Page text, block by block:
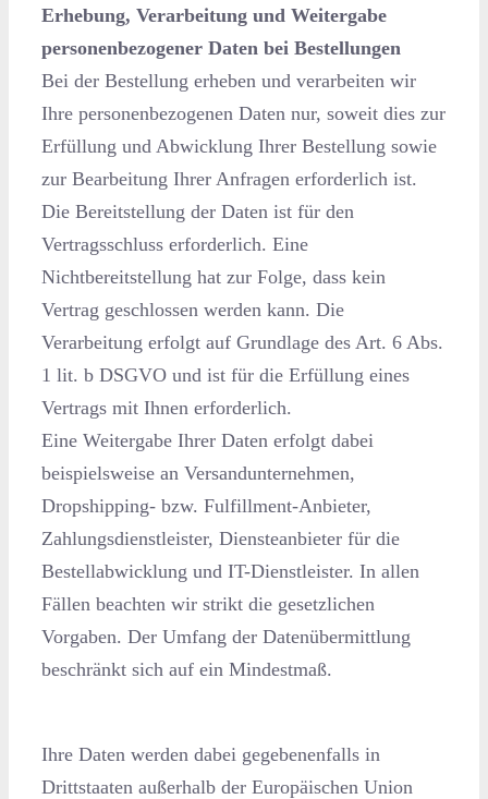
Erhebung, Verarbeitung und Weitergabe
personenbezogener Daten bei Bestellungen
Bei der Bestellung erheben und verarbeiten wir
Ihre personenbezogenen Daten nur, soweit dies zur
Erfüllung und Abwicklung Ihrer Bestellung sowie
zur Bearbeitung Ihrer Anfragen erforderlich ist.
Die Bereitstellung der Daten ist für den
Vertragsschluss erforderlich. Eine
Nichtbereitstellung hat zur Folge, dass kein
Vertrag geschlossen werden kann. Die
Verarbeitung erfolgt auf Grundlage des Art. 6 Abs.
1 lit. b DSGVO und ist für die Erfüllung eines
Vertrags mit Ihnen erforderlich.
Eine Weitergabe Ihrer Daten erfolgt dabei
beispielsweise an Versandunternehmen,
Dropshipping- bzw. Fulfillment-Anbieter,
Zahlungsdienstleister, Diensteanbieter für die
Bestellabwicklung und IT-Dienstleister. In allen
Fällen beachten wir strikt die gesetzlichen
Vorgaben. Der Umfang der Datenübermittlung
beschränkt sich auf ein Mindestmaß.
Ihre Daten werden dabei gegebenenfalls in
Drittstaaten außerhalb der Europäischen Union